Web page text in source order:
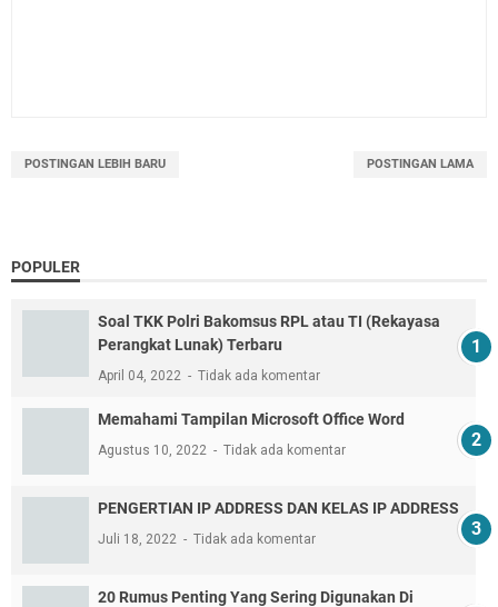
POSTINGAN LEBIH BARU POSTINGAN LAMA
POPULER
Soal TKK Polri Bakomsus RPL atau TI (Rekayasa
Perangkat Lunak) Terbaru
April 04, 2022 Tidak ada komentar
Memahami Tampilan Microsoft Office Word
Agustus 10, 2022 Tidak ada komentar
PENGERTIAN IP ADDRESS DAN KELAS IP ADDRESS
Juli 18, 2022 Tidak ada komentar
20 Rumus Penting Yang Sering Digunakan Di